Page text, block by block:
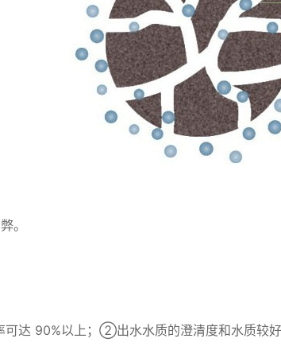
。
达 90%以上；②出水水质的澄清度和水质较